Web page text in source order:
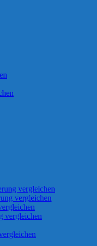
vergleichen
vergleichen
vergleichen